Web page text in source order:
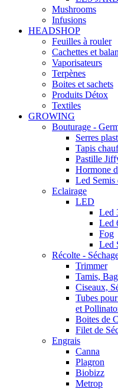
Mushrooms
Infusions
HEADSHOP
Feuilles à rouler
Cachettes et
Vaporisateurs
Terpènes
Boites et sachets
Produits Détox
Textiles
GROWING
Bouturage -
Serres
Tapis
Pastille
Hormone
Led Semis
Eclairage
LED
Led
Led
Fog
Led
Récolte -
Trimmer
Tamis,
Ciseaux,
Tubes
et
Boites de
Filet de
Engrais
Canna
Plagron
Biobizz
Metrop